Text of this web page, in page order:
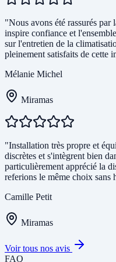
"Nous avons été rassurés
inspire confiance et
sur l'entretien de la
pleinement satisfaits de cette
Mélanie Michel
Miramas
"Installation très propre et
discrètes et s'intègrent bien
particulièrement apprécié la
referions le même choix sans
Camille Petit
Miramas
Voir tous nos avis
FAQ